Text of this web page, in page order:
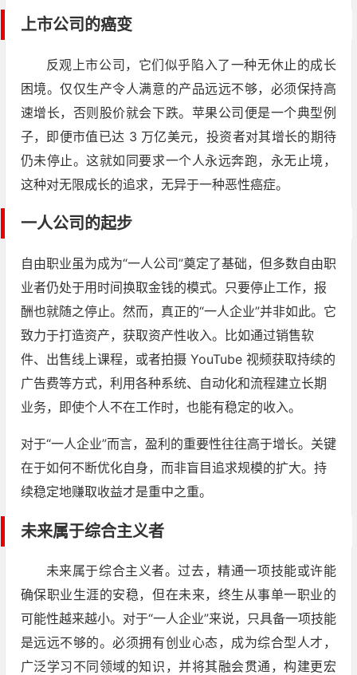
上市公司的癌变
反观上市公司，它们似乎陷入了一种无休止的成长
困境。仅仅生产令人满意的产品远远不够，必须保持高
速增长，否则股价就会下跌。苹果公司便是一个典型例
子，即便市值已达 3 万亿美元，投资者对其增长的期待
仍未停止。这就如同要求一个人永远奔跑，永无止境，
这种对无限成长的追求，无异于一种恶性癌症。
一人公司的起步
自由职业虽为成为“一人公司”奠定了基础，但多数自由职
业者仍处于用时间换取金钱的模式。只要停止工作，报
酬也就随之停止。然而，真正的“一人企业”并非如此。它
致力于打造资产，获取资产性收入。比如通过销售软
件、出售线上课程，或者拍摄 YouTube 视频获取持续的
广告费等方式，利用各种系统、自动化和流程建立长期
业务，即使个人不在工作时，也能有稳定的收入。
对于“一人企业”而言，盈利的重要性往往高于增长。关键
在于如何不断优化自身，而非盲目追求规模的扩大。持
续稳定地赚取收益才是重中之重。
未来属于综合主义者
未来属于综合主义者。过去，精通一项技能或许能
确保职业生涯的安稳，但在未来，终生从事单一职业的
可能性越来越小。对于“一人企业”来说，只具备一项技能
是远远不够的。必须拥有创业心态，成为综合型人才，
广泛学习不同领域的知识，并将其融会贯通，构建更宏